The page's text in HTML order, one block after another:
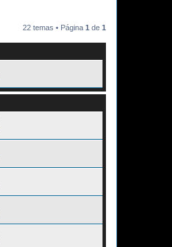
22 temas • Página 1 de 1